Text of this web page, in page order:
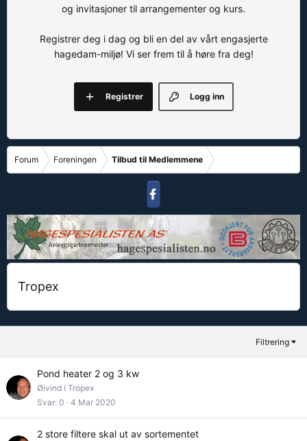
og invitasjoner til arrangementer og kurs.
Registrer deg i dag og bli en del av vårt engasjerte
hagedam-miljø! Vi ser frem til å høre fra deg!
Logg inn
Registrer
Forum Foreningen Tilbud til Medlemmene
Tropex
Filtrering
Pond heater 2 og 3 kw
Øivind i Tropex
Svar 0 4 Mar 2020
2 store filtere skal ut av sortementet